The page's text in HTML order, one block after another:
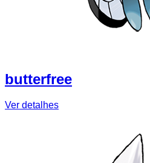
butterfree
Ver detalhes